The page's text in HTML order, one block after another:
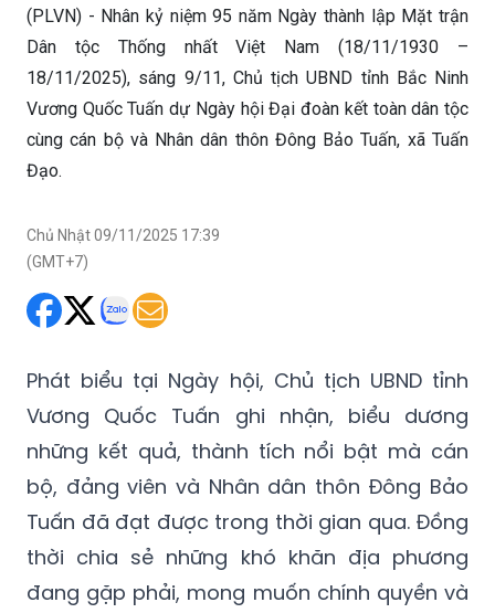
(PLVN) - Nhân kỷ niệm 95 năm Ngày thành lập Mặt trận
Dân tộc Thống nhất Việt Nam (18/11/1930 –
18/11/2025), sáng 9/11, Chủ tịch UBND tỉnh Bắc Ninh
Vương Quốc Tuấn dự Ngày hội Đại đoàn kết toàn dân tộc
cùng cán bộ và Nhân dân thôn Đông Bảo Tuấn, xã Tuấn
Đạo.
Chủ Nhật 09/11/2025 17:39
(GMT+7)
Phát biểu tại Ngày hội, Chủ tịch UBND tỉnh
Vương Quốc Tuấn ghi nhận, biểu dương
những kết quả, thành tích nổi bật mà cán
bộ, đảng viên và Nhân dân thôn Đông Bảo
Tuấn đã đạt được trong thời gian qua. Đồng
thời chia sẻ những khó khăn địa phương
đang gặp phải, mong muốn chính quyền và